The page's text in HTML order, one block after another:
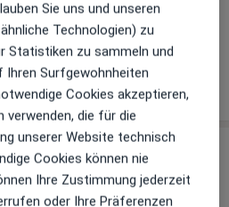
anzeigen
anzeigen
anzeigen
über die Adresse
Sie uns und unseren
Technologien) zu
Statistiken zu sammeln und
Ihren Surfgewohnheiten
Cookies akzeptieren,
verwenden, die für die
unserer Website technisch
Cookies können nie
Ihre Zustimmung jederzeit
oder Ihre Präferenzen